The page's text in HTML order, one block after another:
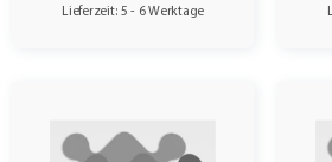
Lieferzeit: 5 - 6 Werktage